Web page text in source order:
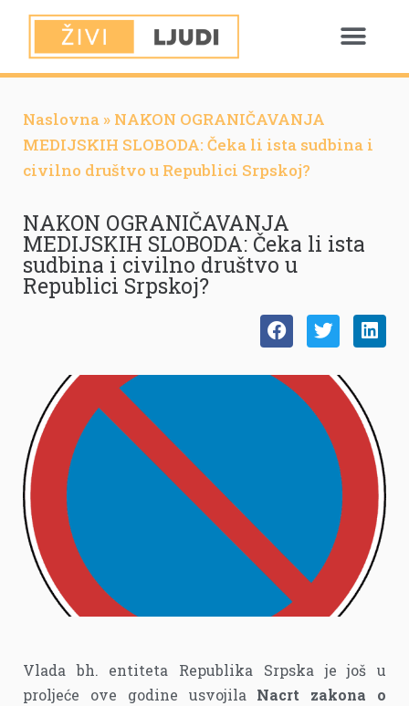
Naslovna » NAKON OGRANIČAVANJA
MEDIJSKIH SLOBODA: Čeka li ista sudbina i
civilno društvo u Republici Srpskoj?
NAKON OGRANIČAVANJA
MEDIJSKIH SLOBODA: Čeka li ista
sudbina i civilno društvo u
Republici Srpskoj?
Vlada bh. entiteta Republika Srpska je još u
proljeće ove godine usvojila Nacrt zakona o